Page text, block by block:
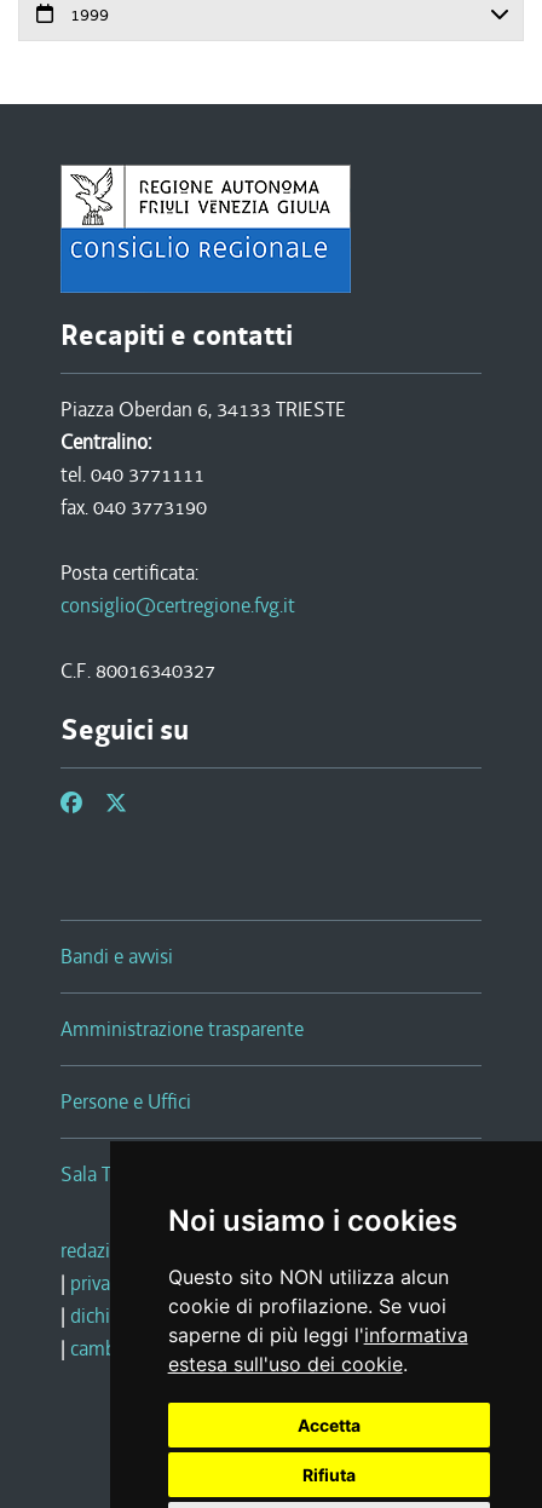
Noi usiamo i cookies
Questo sito NON utilizza alcun
cookie di profilazione. Se vuoi
saperne di più leggi l'informativa
estesa sull'uso dei cookie.
Accetta
Rifiuta
1999
Recapiti e contatti
Piazza Oberdan 6, 34133 TRIESTE
Centralino:
tel. 040 3771111
fax. 040 3773190
Posta certificata:
consiglio@certregione.fvg.it
C.F. 80016340327
Seguici su
Bandi e avvisi
Amministrazione trasparente
Persone e Uffici
Sala Tiziano Tessitori
redazione web
| privacy
social media policy
| dichiarazione di accessibilità |feedback
| cambio preferenze cookie
Realizzato da